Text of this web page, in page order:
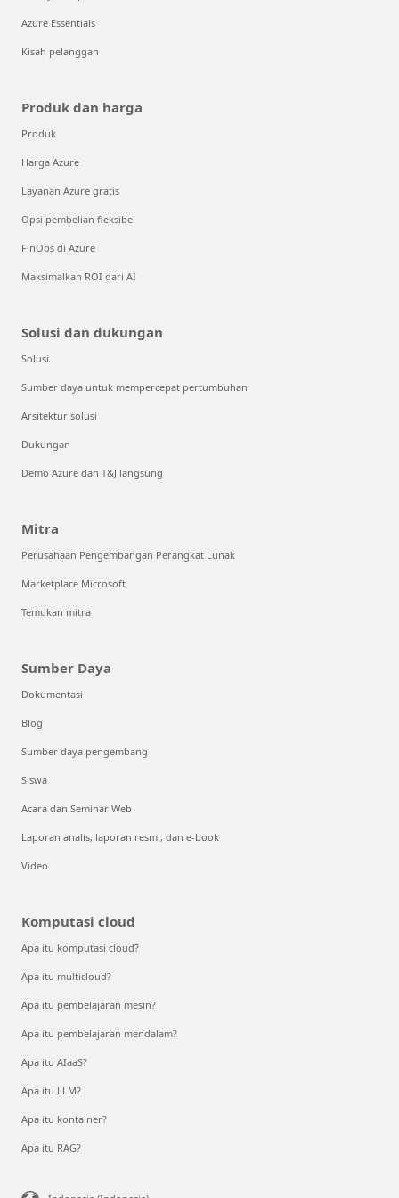
Azure Essentials
Kisah pelanggan
Produk dan harga
Produk
Harga Azure
Layanan Azure gratis
Opsi pembelian fleksibel
FinOps di Azure
Maksimalkan ROI dari AI
Solusi dan dukungan
Solusi
Sumber daya untuk mempercepat pertumbuhan
Arsitektur solusi
Dukungan
Demo Azure dan T&J langsung
Mitra
Perusahaan Pengembangan Perangkat Lunak
Marketplace Microsoft
Temukan mitra
Sumber Daya
Dokumentasi
Blog
Sumber daya pengembang
Siswa
Acara dan Seminar Web
Laporan analis, laporan resmi, dan e-book
Video
Komputasi cloud
Apa itu komputasi cloud?
Apa itu multicloud?
Apa itu pembelajaran mesin?
Apa itu pembelajaran mendalam?
Apa itu AIaaS?
Apa itu LLM?
Apa itu kontainer?
Apa itu RAG?